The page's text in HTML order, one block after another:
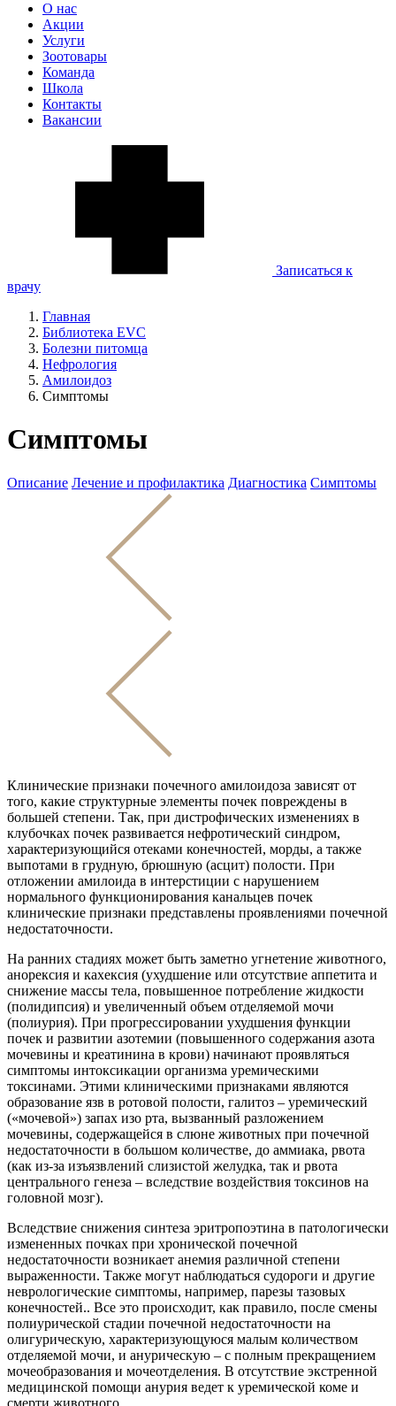
О нас
Акции
Услуги
Зоотовары
Команда
Школа
Контакты
Вакансии
Записаться к
врачу
Главная
Библиотека EVC
Болезни питомца
Нефрология
Амилоидоз
Симптомы
Симптомы
Описание Лечение и профилактика Диагностика Симптомы
Клинические признаки почечного амилоидоза зависят от
того, какие структурные элементы почек повреждены в
большей степени. Так, при дистрофических изменениях в
клубочках почек развивается нефротический синдром,
характеризующийся отеками конечностей, морды, а также
выпотами в грудную, брюшную (асцит) полости. При
отложении амилоида в интерстиции с нарушением
нормального функционирования канальцев почек
клинические признаки представлены проявлениями почечной
недостаточности.
На ранних стадиях может быть заметно угнетение животного,
анорексия и кахексия (ухудшение или отсутствие аппетита и
снижение массы тела, повышенное потребление жидкости
(полидипсия) и увеличенный объем отделяемой мочи
(полиурия). При прогрессировании ухудшения функции
почек и развитии азотемии (повышенного содержания азота
мочевины и креатинина в крови) начинают проявляться
симптомы интоксикации организма уремическими
токсинами. Этими клиническими признаками являются
образование язв в ротовой полости, галитоз – уремический
(«мочевой») запах изо рта, вызванный разложением
мочевины, содержащейся в слюне животных при почечной
недостаточности в большом количестве, до аммиака, рвота
(как из-за изъязвлений слизистой желудка, так и рвота
центрального генеза – вследствие воздействия токсинов на
головной мозг).
Вследствие снижения синтеза эритропоэтина в патологически
измененных почках при хронической почечной
недостаточности возникает анемия различной степени
выраженности. Также могут наблюдаться судороги и другие
неврологические симптомы, например, парезы тазовых
конечностей.. Все это происходит, как правило, после смены
полиурической стадии почечной недостаточности на
олигурическую, характеризующуюся малым количеством
отделяемой мочи, и анурическую – с полным прекращением
мочеобразования и мочеотделения. В отсутствие экстренной
медицинской помощи анурия ведет к уремической коме и
смерти животного.